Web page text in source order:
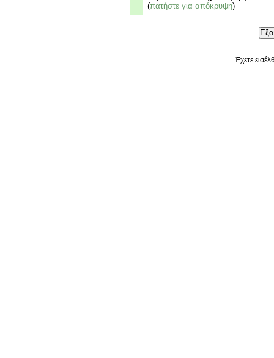
(πατήστε για απόκρυψη)
Έχετε